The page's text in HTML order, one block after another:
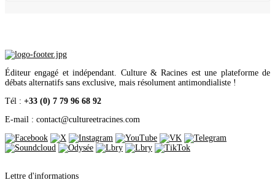
2021(401)
Décembre (46)
Novembre(42)
Octobre(31)
Septembre
Août(28)
Juillet(19)
Juin
Mai(46)
Avril(40)
Mars
(34)
Janvier
Éditeur engagé et indépendant. Culture & Racines est une plateforme de
débats alternatifs sans exclusive, mais résolument antimondialiste !
Tél : +33 (0) 7 79 96 68 92
E-mail : contact@cultureetracines.com
Lettre d'informations